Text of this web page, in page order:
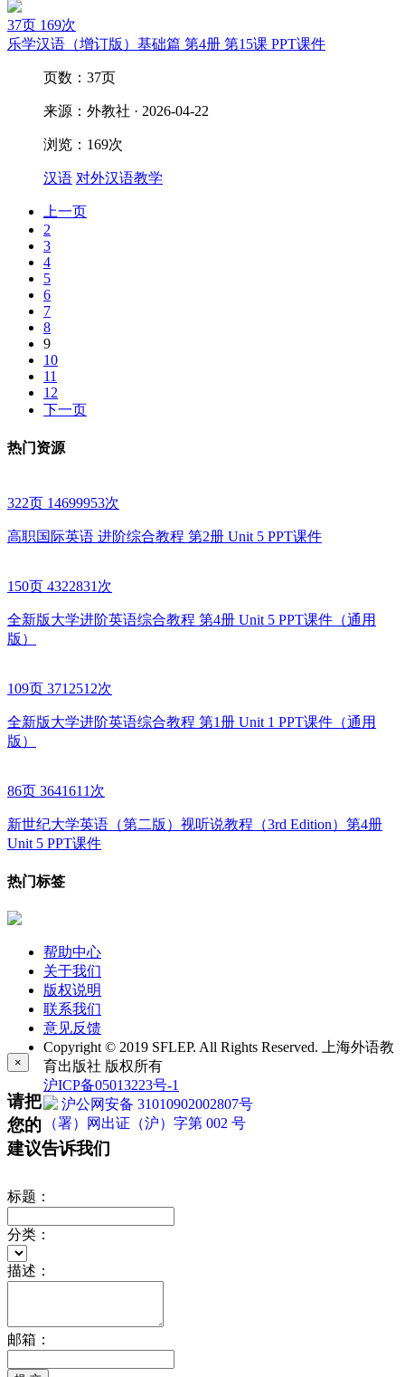
37页 169次
乐学汉语（增订版）基础篇 第4册 第15课 PPT课件
页数：37页
来源：外教社 · 2026-04-22
浏览：169次
汉语 对外汉语教学
上一页
2
3
4
5
6
7
8
9
10
11
12
下一页
热门资源
322页 14699953次
高职国际英语 进阶综合教程 第2册 Unit 5 PPT课件
150页 4322831次
全新版大学进阶英语综合教程 第4册 Unit 5 PPT课件（通用
版）
109页 3712512次
全新版大学进阶英语综合教程 第1册 Unit 1 PPT课件（通用
版）
86页 3641611次
新世纪大学英语（第二版）视听说教程（3rd Edition）第4册
Unit 5 PPT课件
热门标签
帮助中心
关于我们
版权说明
联系我们
意见反馈
Copyright © 2019 SFLEP. All Rights Reserved. 上海外语教
育出版社 版权所有
沪ICP备05013223号-1
沪公网安备 31010902002807号
（署）网出证（沪）字第 002 号
×
请把
您的
建议告诉我们
标题：
分类：
描述：
邮箱：